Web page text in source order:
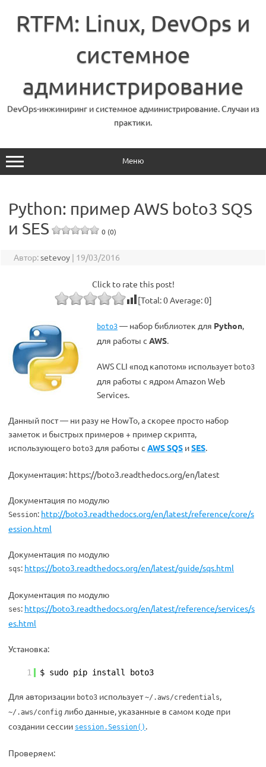
содержимому
RTFM: Linux, DevOps и
системное
администрирование
DevOps-инжиниринг и системное администрирование. Случаи из
практики.
Меню
Python: пример AWS boto3 SQS
и SES
0 (0)
Автор:setevoy | 19/03/2016
Click to rate this post!
[Total:0Average:0]
boto3 — набор библиотек для Python,
для работы с AWS.
AWS CLI «под капотом» использует boto3
для работы с ядром Amazon Web
Services.
Данный пост — ни разу не HowTo, а скорее просто набор
заметок и быстрых примеров + пример скрипта,
использующего boto3 для работы с AWS SQS иSES.
Документация: https://boto3.readthedocs.org/en/latest
Документация по модулю
Session: http://boto3.readthedocs.org/en/latest/reference/core/s
ession.html
Документация по модулю
sqs: https://boto3.readthedocs.org/en/latest/guide/sqs.html
Документация по модулю
ses: https://boto3.readthedocs.org/en/latest/reference/services/s
es.html
Установка:
1 $ sudo pip install boto3
Для авторизации boto3 использует~/.aws/credentials,
~/.aws/config либо данные, указанные в самом коде при
создании сессии session.Session() .
Проверяем: